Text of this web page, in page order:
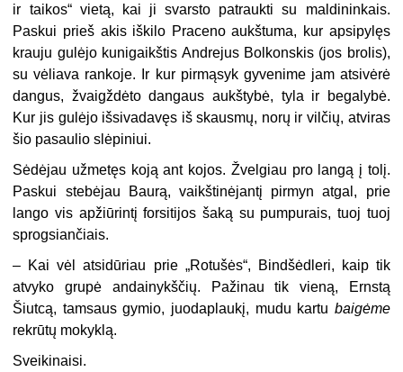
ir taikos“ vietą, kai ji svarsto patraukti su maldininkais.
Paskui prieš akis iškilo Praceno aukštuma, kur apsipylęs
krauju gulėjo kunigaikštis Andrejus Bolkonskis (jos brolis),
su vėliava rankoje. Ir kur pirmąsyk gyvenime jam atsivėrė
dangus, žvaigždėto dangaus aukštybė, tyla ir begalybė.
Kur jis gulėjo išsivadavęs iš skausmų, norų ir vilčių, atviras
šio pasaulio slėpiniui.
Sėdėjau užmetęs koją ant kojos. Žvelgiau pro langą į tolį.
Paskui stebėjau Baurą, vaikštinėjantį pirmyn atgal, prie
lango vis apžiūrintį forsitijos šaką su pumpurais, tuoj tuoj
sprogsiančiais.
– Kai vėl atsidūriau prie „Rotušės“, Bindšėdleri, kaip tik
atvyko grupė andainykščių. Pažinau tik vieną, Ernstą
Šiutcą, tamsaus gymio, juodaplaukį, mudu kartu baigėme
rekrūtų mokyklą.
Sveikinaisi.